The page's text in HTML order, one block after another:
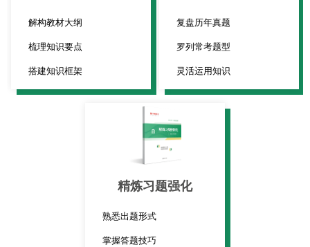
解构教材大纲
梳理知识要点
搭建知识框架
复盘历年真题
罗列常考题型
灵活运用知识
精炼习题强化
熟悉出题形式
掌握答题技巧